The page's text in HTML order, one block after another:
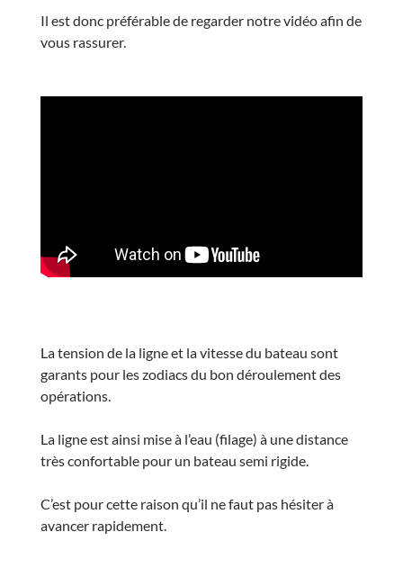
Il est donc préférable de regarder notre vidéo afin de
vous rassurer.
La tension de la ligne et la vitesse du bateau sont
garants pour les zodiacs du bon déroulement des
opérations.
La ligne est ainsi mise à l’eau (filage) à une distance
très confortable pour un bateau semi rigide.
C’est pour cette raison qu’il ne faut pas hésiter à
avancer rapidement.